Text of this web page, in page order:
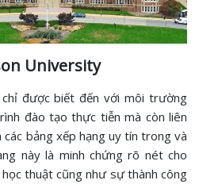
University
được biết đến với môi trường
đào tạo thực tiễn mà còn liên
bảng xếp hạng uy tín trong và
này là minh chứng rõ nét cho
thuật cũng như sự thành công